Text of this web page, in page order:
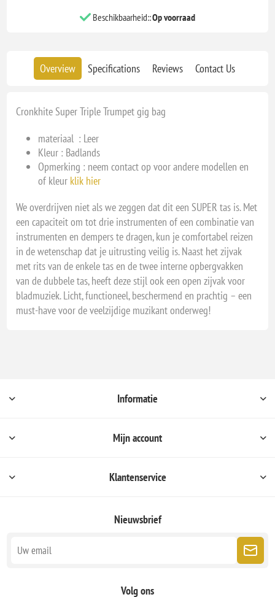
Beschikbaarheid::Op voorraad
Overview Specifications Reviews Contact Us
Cronkhite Super Triple Trumpet gig bag
materiaal : Leer
Kleur : Badlands
Opmerking : neem contact op voor andere modellen en
of kleur klik hier
We overdrijven niet als we zeggen dat dit een SUPER tas is. Met
een capaciteit om tot drie instrumenten of een combinatie van
instrumenten en dempers te dragen, kun je comfortabel reizen
in de wetenschap dat je uitrusting veilig is. Naast het zijvak
met rits van de enkele tas en de twee interne opbergvakken
van de dubbele tas, heeft deze stijl ook een open zijvak voor
bladmuziek. Licht, functioneel, beschermend en prachtig – een
must-have voor de veelzijdige muzikant onderweg!
Informatie
Mijn account
Klantenservice
Nieuwsbrief
Volg ons